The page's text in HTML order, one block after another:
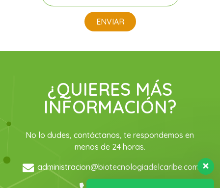
ENVIAR
¿QUIERES MÁS
INFORMACIÓN?
No lo dudes, contáctanos, te respondemos en
menos de 24 horas.
administracion@biotecnologiadelcaribe.com